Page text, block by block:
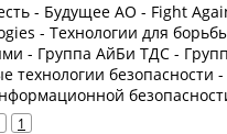
- Будущее АО - Fight
- Технологии для
- Группа АйБи ТДС -
технологии безопасности
1